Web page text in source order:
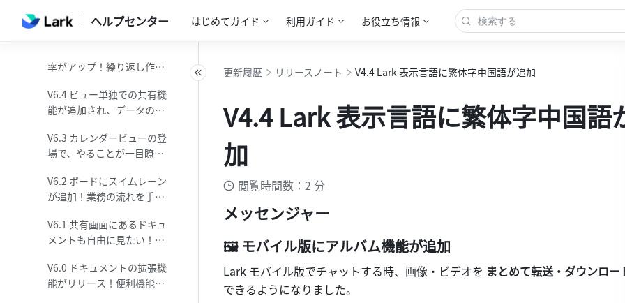
ヘルプセンター はじめてガイド 利用ガイド お役立ち情報
より効率的なメール利用が
率がアップ！繰り返し作業
V6.4 ビュー単独での共有機
能が追加され、データの運
V6.3 カレンダービューの登
場で、やることが一目瞭然
V6.2 ボードにスイムレーン
が追加！業務の流れを手軽
V6.1 共有画面にあるドキュ
メントも自由に見たい！マ
議がさらに便利に！
V6.0 ドキュメントの拡張機
能がリリース！便利機能で
更新履歴 リリースノート V4.4 Lark 表示言語に繁体字中国語が追加
V4.4 Lark 表示言語に繁体字中国語
加
閲覧時間数：2 分
メッセンジャー
🖼 モバイル版にアルバム機能が追加
Lark モバイル版でチャットする時、画像・ビデオを
できるようになりました。